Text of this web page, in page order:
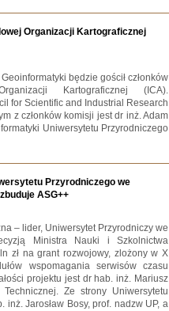
Organizacji Kartograficznej
będzie gościł członków
Kartograficznej (ICA).
for Scientific and Industrial Research
z członków komisji jest dr inż. Adam
Uniwersytetu Przyrodniczego
Przyrodniczego we
ASG++
– lider, Uniwersytet Przyrodniczy we
Ministra Nauki i Szkolnictwa
zł na grant rozwojowy, zlożony w X
wspomagania serwisów czasu
projektu jest dr hab. inż. Mariusz
Ze strony Uniwersytetu
Jarosław Bosy, prof. nadzw UP, a